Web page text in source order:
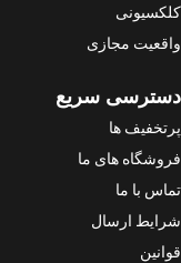
کلکسیونی
واقعیت مجازی
دسترسی سریع
پرتخفیف ها
فروشگاه های ما
تماس با ما
شرایط ارسال
قوانین